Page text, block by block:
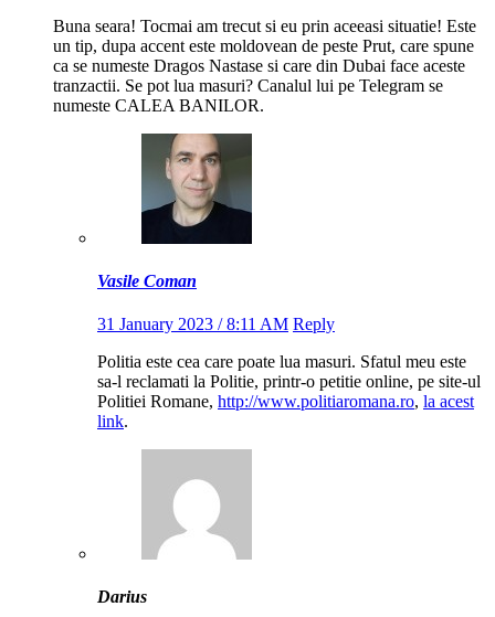
Buna seara! Tocmai am trecut si eu prin aceeasi situatie! Este
un tip, dupa accent este moldovean de peste Prut, care spune
ca se numeste Dragos Nastase si care din Dubai face aceste
tranzactii. Se pot lua masuri? Canalul lui pe Telegram se
numeste CALEA BANILOR.
Vasile Coman
31 January 2023 / 8:11 AM Reply
Politia este cea care poate lua masuri. Sfatul meu este
sa-l reclamati la Politie, printr-o petitie online, pe site-ul
Politiei Romane, http://www.politiaromana.ro, la acest
link.
Darius